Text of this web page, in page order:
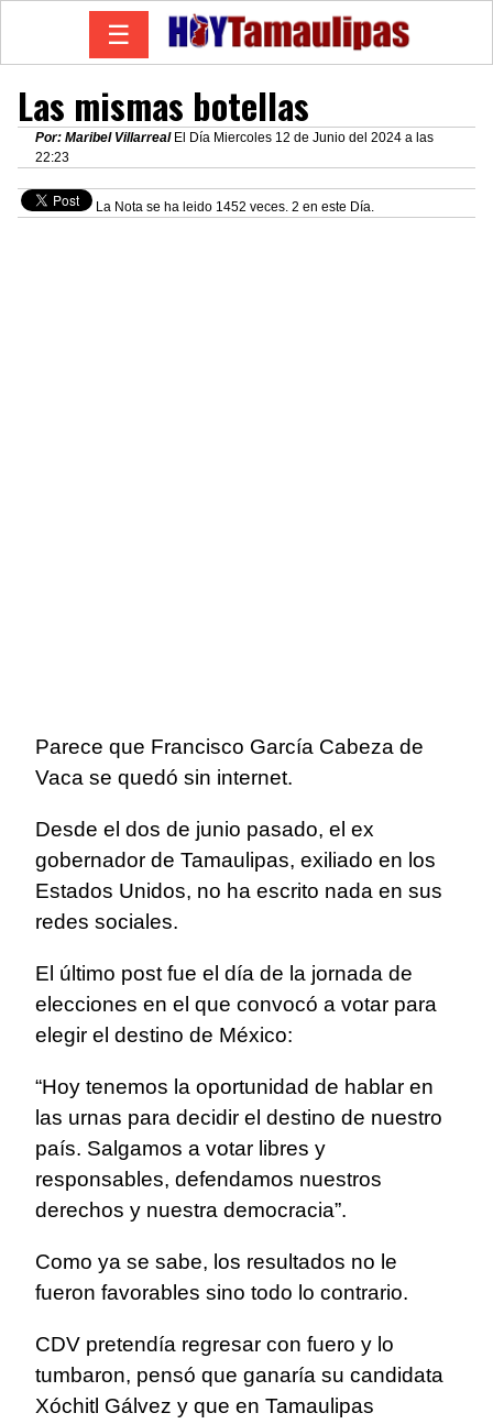
☰
Las mismas botellas
Por: Maribel VillarrealEl Día Miercoles 12 de Junio del 2024 a las
22:23
La Nota se ha leido 1452 veces. 2 en este Día.
Parece que Francisco García Cabeza de
Vaca se quedó sin internet.
Desde el dos de junio pasado, el ex
gobernador de Tamaulipas, exiliado en los
Estados Unidos, no ha escrito nada en sus
redes sociales.
El último post fue el día de la jornada de
elecciones en el que convocó a votar para
elegir el destino de México:
“Hoy tenemos la oportunidad de hablar en
las urnas para decidir el destino de nuestro
país. Salgamos a votar libres y
responsables, defendamos nuestros
derechos y nuestra democracia”.
Como ya se sabe, los resultados no le
fueron favorables sino todo lo contrario.
CDV pretendía regresar con fuero y lo
tumbaron, pensó que ganaría su candidata
Xóchitl Gálvez y que en Tamaulipas